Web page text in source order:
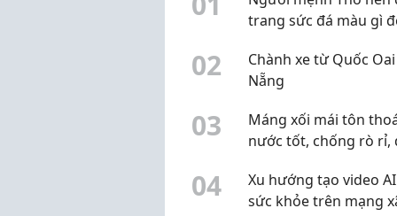
trang sức đá màu gì
02
Chành xe từ Quốc
Nẵng
03
Máng xối mái tôn
nước tốt, chống rò rỉ,
04
Xu hướng tạo video
sức khỏe trên mạng